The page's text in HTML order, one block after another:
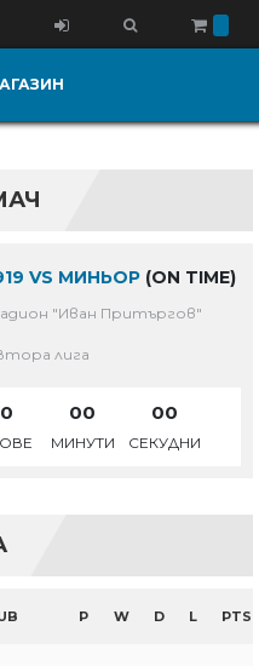
VS МИНЬОР (ON TIME)
"Иван Притъргов"
лига
00
МИНУТИ
00
СЕКУДНИ
P W D L PTS